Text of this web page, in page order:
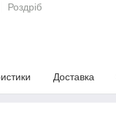
Роздріб
Доставка